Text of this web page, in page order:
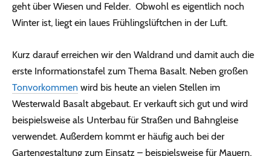
geht über Wiesen und Felder. Obwohl es eigentlich noch
Winter ist, liegt ein laues Frühlingslüftchen in der Luft.
Kurz darauf erreichen wir den Waldrand und damit auch die
erste Informationstafel zum Thema Basalt. Neben großen
Tonvorkommen wird bis heute an vielen Stellen im
Westerwald Basalt abgebaut. Er verkauft sich gut und wird
beispielsweise als Unterbau für Straßen und Bahngleise
verwendet. Außerdem kommt er häufig auch bei der
Gartengestaltung zum Einsatz – beispielsweise für Mauern.